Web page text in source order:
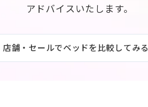
アドバイスいたします。
店舗・セールでベッドを比較してみる